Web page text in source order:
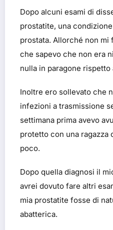
Dopo alcuni esami di
prostatite, una
prostata. Allorché non
che sapevo che non era
nulla in paragone
Inoltre ero sollevato che
infezioni a trasmissione
settimana prima avevo
protetto con una ragazza
poco.
Dopo quella diagnosi il
avrei dovuto fare altri
mia prostatite fosse di
abatterica.